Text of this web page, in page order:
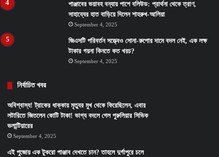
পাঞ্জাবের ভয়াবহ বন্যায় পাশে বলিউড: প্রার্থনা থেকে ত্রাণ,
সাহায্যের হাত বাড়িয়ে দিলেন শাহরুখ-আলিয়া
September 4, 2025
জিএসটি পরিবর্তন সত্ত্বেও সোনা-রুপোর দামে বদল নেই, এক লক্ষ
টাকার গয়না কিনতে কত খরচ?
September 4, 2025
নির্বাচিত খবর
অবিশ্বাস্য! ট্রাকের ধাক্কায় মৃত্যুর মুখ থেকে ফিরেছিলেন, এবার
লটারিতে জিতলেন কোটি টাকা! ভাগ্য বদলে গেল পুরুলিয়ার সিভিক
ভলান্টিয়ারের
September 4, 2025
এই পুজোয় এক টুকরো পাঞ্জাব দেখতে চান? তাহলে দুর্গাপুরে চলে